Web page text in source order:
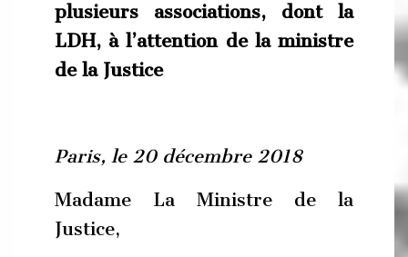
plusieurs associations, dont la
LDH, à l’attention de la ministre
de la Justice
Paris, le 20 décembre 2018
Madame La Ministre de la
Justice,